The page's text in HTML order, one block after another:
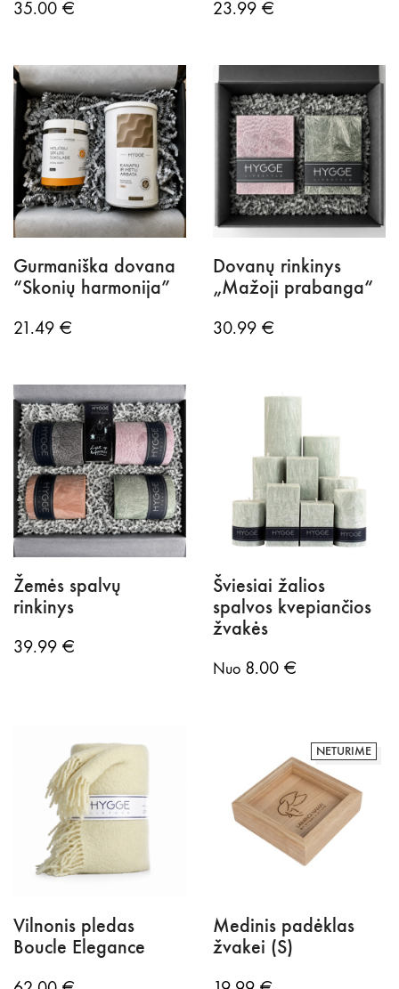
35.00 € 23.99 €
Gurmaniška dovana
“Skonių harmonija”
21.49 €
Dovanų rinkinys
„Mažoji prabanga“
30.99 €
Žemės spalvų
rinkinys
39.99 €
Šviesiai žalios
spalvos kvepiančios
žvakės
Nuo 8.00 €
Vilnonis pledas
Boucle Elegance
NETURIME
Medinis padėklas
žvakei (S)